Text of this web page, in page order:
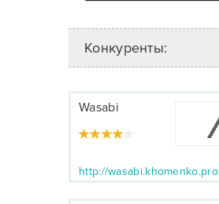
Конкуренты:
Wasabi
http://wasabi.khomenko.pro